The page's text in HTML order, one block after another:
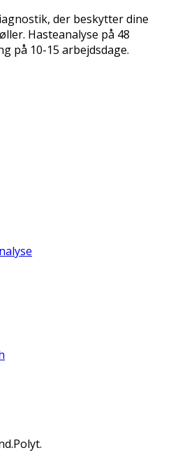
der beskytter dine
Hasteanalyse på 48
på 10-15 arbejdsdage.